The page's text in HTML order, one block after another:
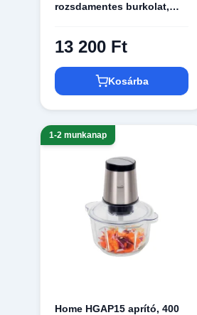
rozsdamentes burkolat,
13 200 Ft
Kosárba
1-2 munkanap
Home HGAP15 aprító, 400